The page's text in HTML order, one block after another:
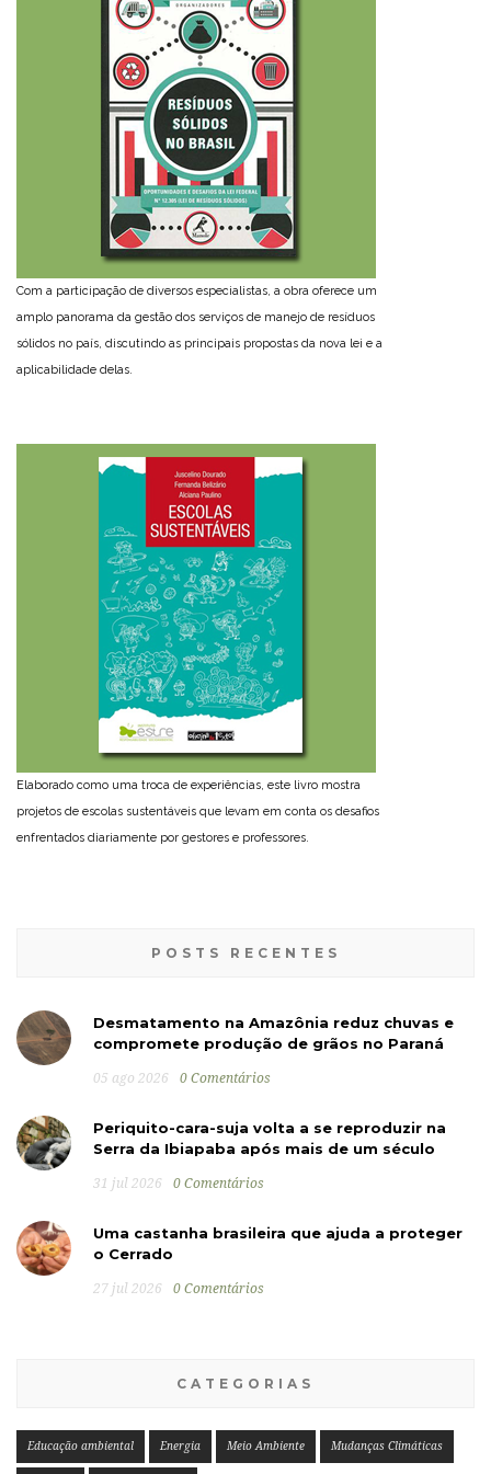
Com a participação de diversos especialistas, a obra oferece um
amplo panorama da gestão dos serviços de manejo de resíduos
sólidos no país, discutindo as principais propostas da nova lei e a
aplicabilidade delas.
Elaborado como uma troca de experiências, este livro mostra
projetos de escolas sustentáveis que levam em conta os desafios
enfrentados diariamente por gestores e professores.
POSTS RECENTES
Desmatamento na Amazônia reduz chuvas e
compromete produção de grãos no Paraná
05 ago 2026 0 Comentários
Periquito-cara-suja volta a se reproduzir na
Serra da Ibiapaba após mais de um século
31 jul 2026 0 Comentários
Uma castanha brasileira que ajuda a proteger
o Cerrado
27 jul 2026 0 Comentários
CATEGORIAS
Educação ambiental Energia Meio Ambiente Mudanças Climáticas